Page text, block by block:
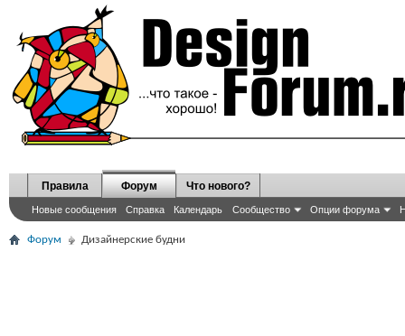
Правила Форум
Новые сообщения Справка Календарь Сообщество Опции форума
Что нового?
Форум Дизайнерские будни